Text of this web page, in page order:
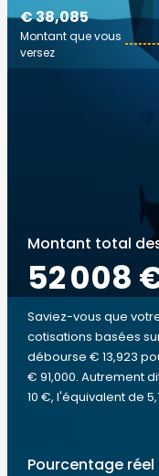
€ 38,085
Montant que vous
versez
Montant total
52 008
Saviez-vous que
cotisations basées
débourse € 13,923
€ 91,000. Autrement
10 €, l'équivalent de
Pourcentage réel